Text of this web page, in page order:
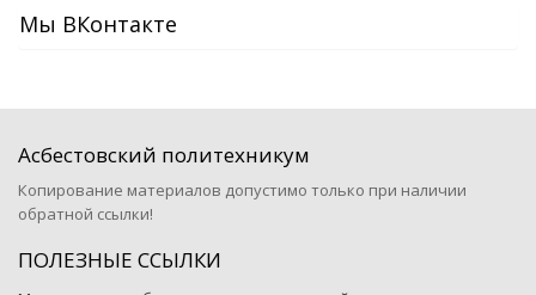
Мы ВКонтакте
Асбестовский политехникум
Копирование материалов допустимо только при наличии
обратной ссылки!
ПОЛЕЗНЫЕ ССЫЛКИ